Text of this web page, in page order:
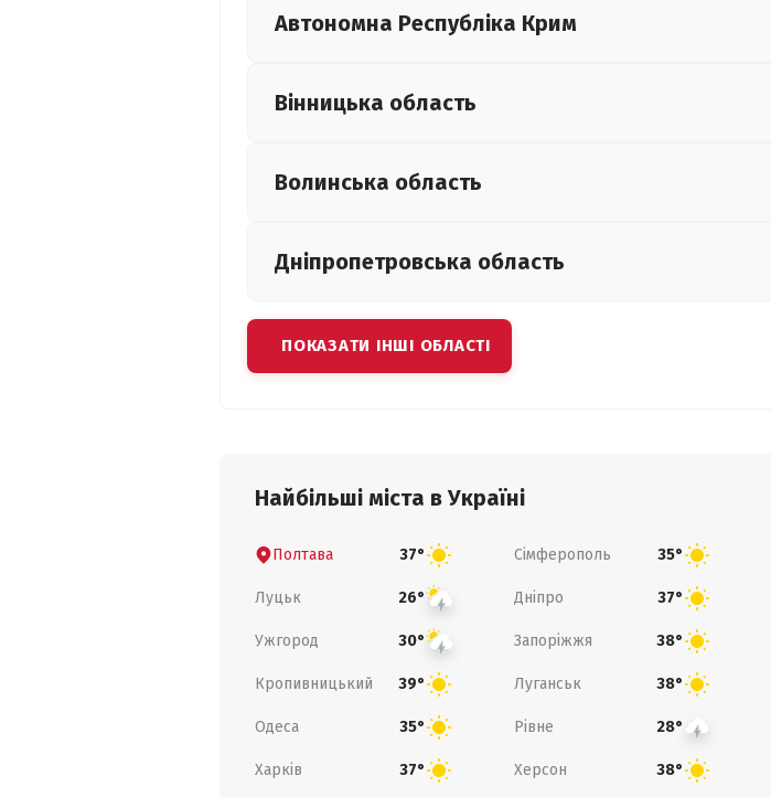
Автономна Республіка Крим
Вінницька область
Волинська область
Дніпропетровська область
ПОКАЗАТИ ІНШІ ОБЛАСТІ
Найбільші міста в Україні
Полтава 37° Сімферополь 35°
Луцьк 26° Дніпро 37°
Ужгород 30° Запоріжжя 38°
Кропивницький 39° Луганськ 38°
Одеса 35° Рівне 28°
Харків 37° Херсон 38°